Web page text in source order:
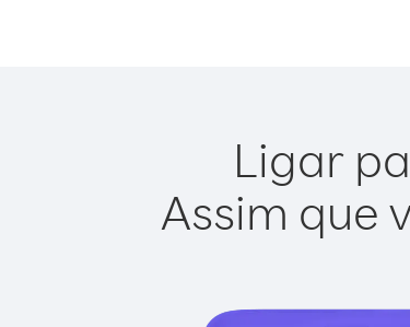
Ligar
Assim que